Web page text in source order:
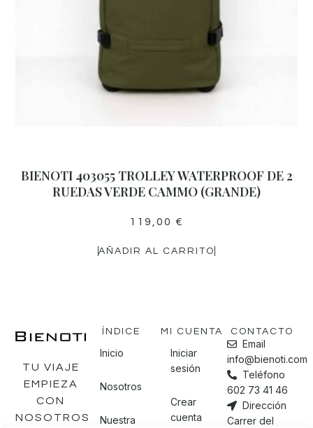
BIENOTI 403055 TROLLEY WATERPROOF DE 2
RUEDAS VERDE CAMMO (GRANDE)
119,00 €
AÑADIR AL CARRITO
TU VIAJE
EMPIEZA
CON
NOSOTROS
ÍNDICE
Inicio
Nosotros
Nuestra
MI CUENTA
Iniciar
sesión
Crear
cuenta
CONTACTO
Email
info@bienoti.com
Teléfono
602 73 41 46
Dirección
Carrer del